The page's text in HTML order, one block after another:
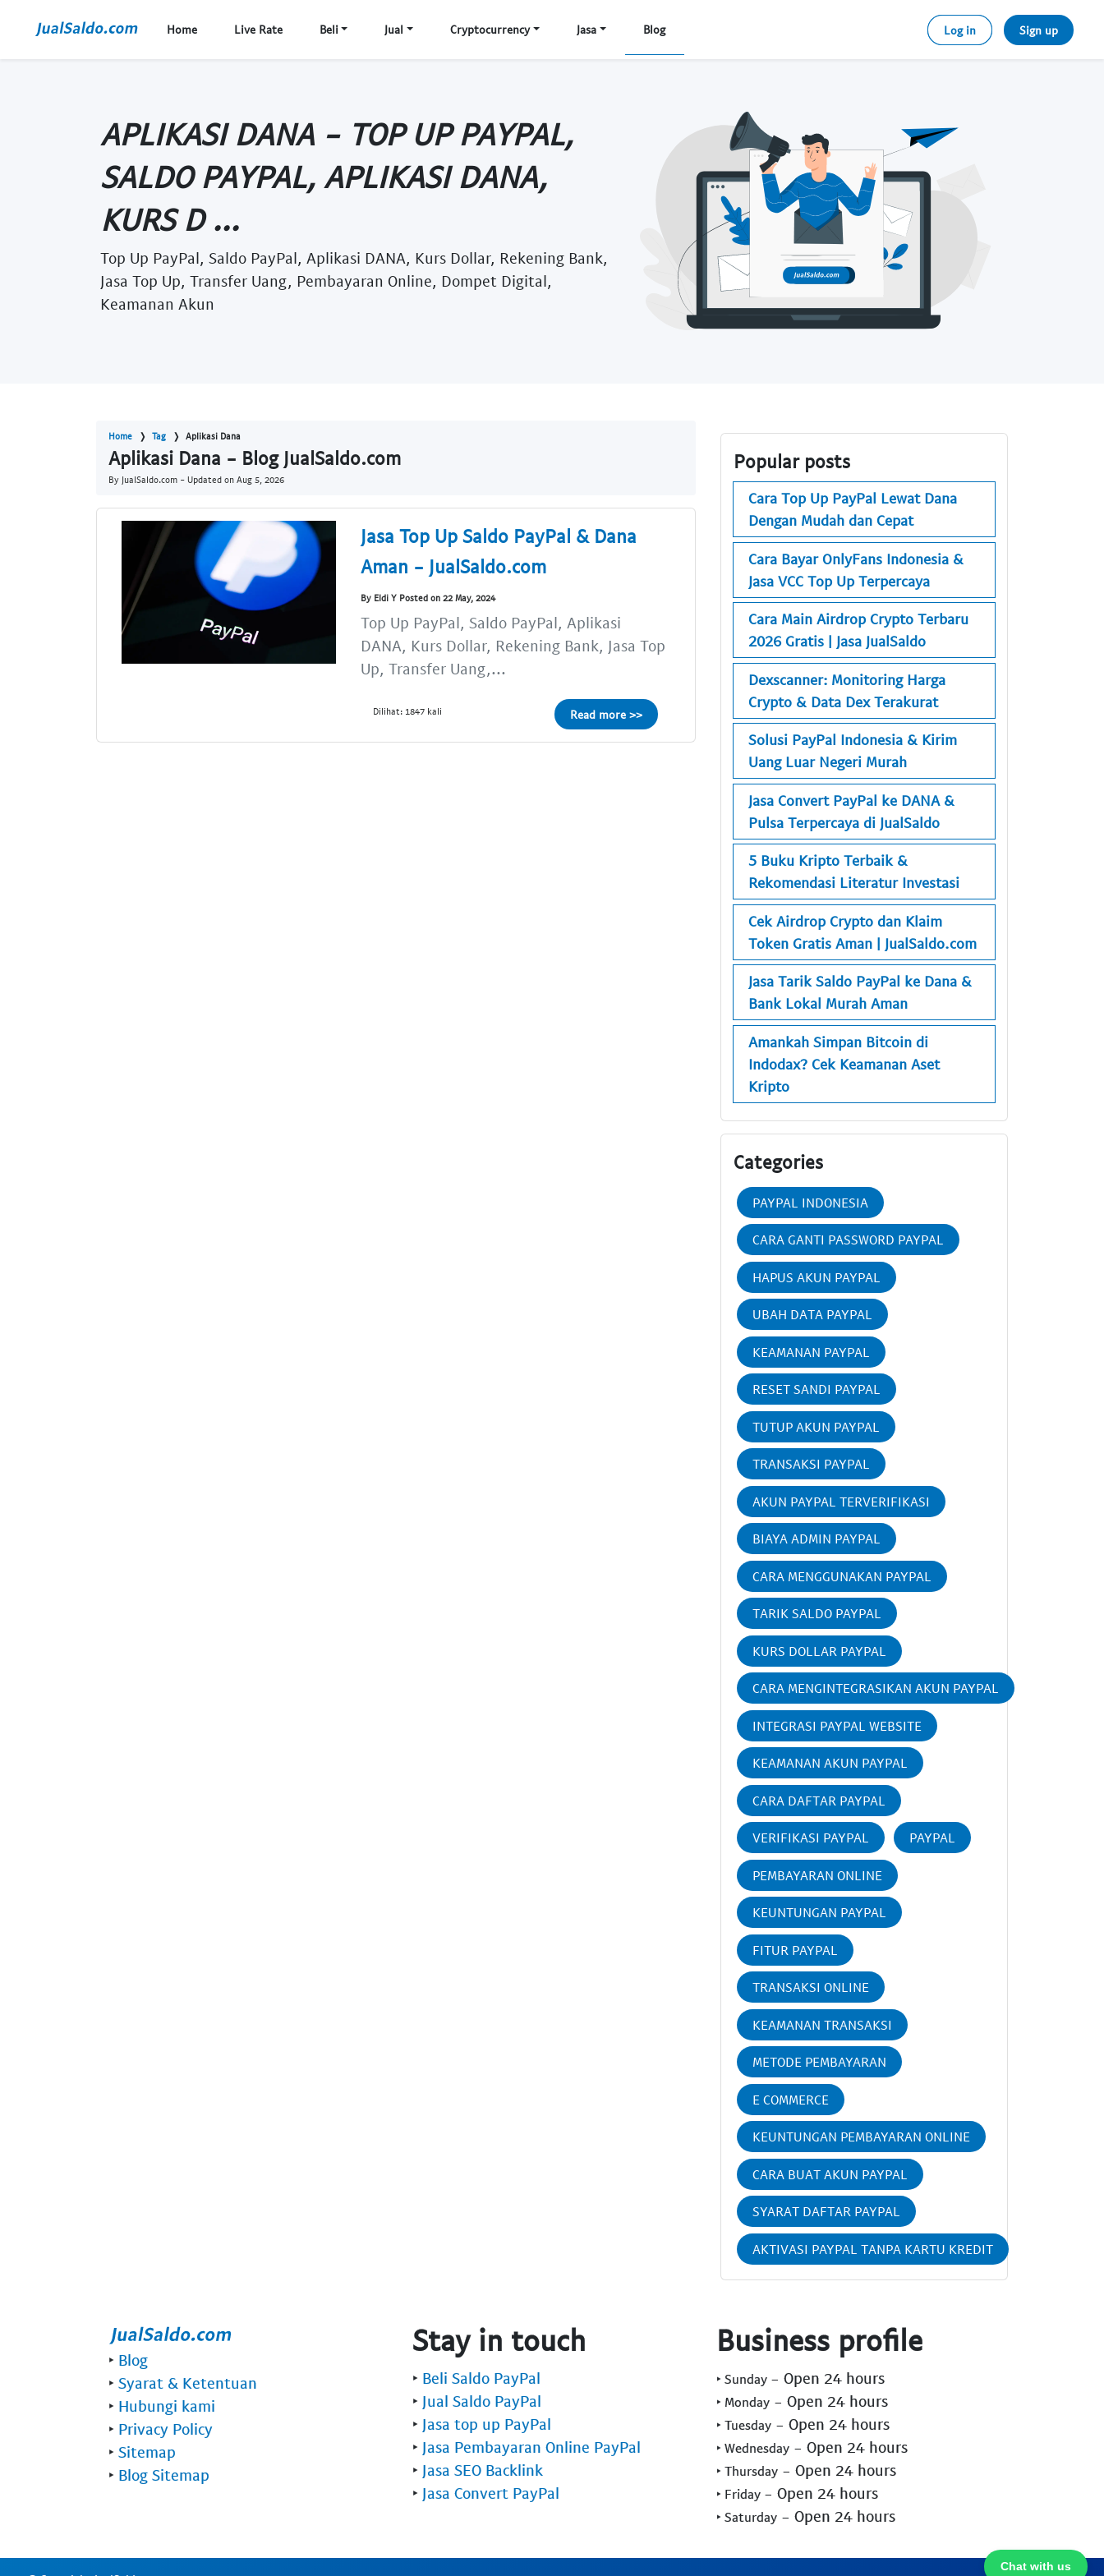
Home Live Rate Beli Jual Cryptocurrency Jasa Blog Log in Sign up
APLIKASI DANA - TOP UP PAYPAL,
SALDO PAYPAL, APLIKASI DANA,
KURS D ...
Top Up PayPal, Saldo PayPal, Aplikasi DANA, Kurs Dollar, Rekening Bank,
Jasa Top Up, Transfer Uang, Pembayaran Online, Dompet Digital,
Keamanan Akun
Home Tag Aplikasi Dana
Aplikasi Dana - Blog JualSaldo.com
By JualSaldo.com - Updated on Aug 5, 2026
Jasa Top Up Saldo PayPal & Dana
Aman - JualSaldo.com
By Eldi Y Posted on 22 May, 2024
Top Up PayPal, Saldo PayPal, Aplikasi
DANA, Kurs Dollar, Rekening Bank, Jasa Top
Up, Transfer Uang,...
Dilihat: 1847 kali Read more >>
Popular posts
Cara Top Up PayPal Lewat Dana
Dengan Mudah dan Cepat
Cara Bayar OnlyFans Indonesia &
Jasa VCC Top Up Terpercaya
Cara Main Airdrop Crypto Terbaru
2026 Gratis | Jasa JualSaldo
Dexscanner: Monitoring Harga
Crypto & Data Dex Terakurat
Solusi PayPal Indonesia & Kirim
Uang Luar Negeri Murah
Jasa Convert PayPal ke DANA &
Pulsa Terpercaya di JualSaldo
5 Buku Kripto Terbaik &
Rekomendasi Literatur Investasi
Cek Airdrop Crypto dan Klaim
Token Gratis Aman | JualSaldo.com
Jasa Tarik Saldo PayPal ke Dana &
Bank Lokal Murah Aman
Amankah Simpan Bitcoin di
Indodax? Cek Keamanan Aset
Kripto
Categories
PAYPAL INDONESIA
CARA GANTI PASSWORD PAYPAL
HAPUS AKUN PAYPAL
UBAH DATA PAYPAL
KEAMANAN PAYPAL
RESET SANDI PAYPAL
TUTUP AKUN PAYPAL
TRANSAKSI PAYPAL
AKUN PAYPAL TERVERIFIKASI
BIAYA ADMIN PAYPAL
CARA MENGGUNAKAN PAYPAL
TARIK SALDO PAYPAL
KURS DOLLAR PAYPAL
CARA MENGINTEGRASIKAN AKUN PAYPAL
INTEGRASI PAYPAL WEBSITE
KEAMANAN AKUN PAYPAL
CARA DAFTAR PAYPAL
VERIFIKASI PAYPAL PAYPAL
PEMBAYARAN ONLINE
KEUNTUNGAN PAYPAL
FITUR PAYPAL
TRANSAKSI ONLINE
KEAMANAN TRANSAKSI
METODE PEMBAYARAN
E COMMERCE
KEUNTUNGAN PEMBAYARAN ONLINE
CARA BUAT AKUN PAYPAL
SYARAT DAFTAR PAYPAL
AKTIVASI PAYPAL TANPA KARTU KREDIT
Chat with us
‣ Blog
‣ Syarat & Ketentuan
‣ Hubungi kami
‣ Privacy Policy
‣ Sitemap
‣ Blog Sitemap
Stay in touch
‣ Beli Saldo PayPal
‣ Jual Saldo PayPal
‣ Jasa top up PayPal
‣ Jasa Pembayaran Online PayPal
‣ Jasa SEO Backlink
‣ Jasa Convert PayPal
Business profile
‣ Sunday - Open 24 hours
‣ Monday - Open 24 hours
‣ Tuesday - Open 24 hours
‣ Wednesday - Open 24 hours
‣ Thursday - Open 24 hours
‣ Friday - Open 24 hours
‣ Saturday - Open 24 hours